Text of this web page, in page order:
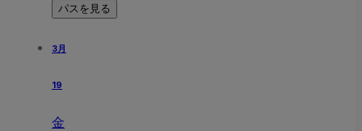
パスを見る
3月
19
金